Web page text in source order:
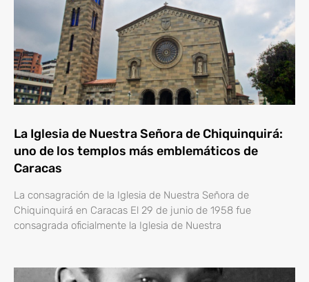
La Iglesia de Nuestra Señora de Chiquinquirá:
uno de los templos más emblemáticos de
Caracas
La consagración de la Iglesia de Nuestra Señora de
Chiquinquirá en Caracas El 29 de junio de 1958 fue
consagrada oficialmente la Iglesia de Nuestra